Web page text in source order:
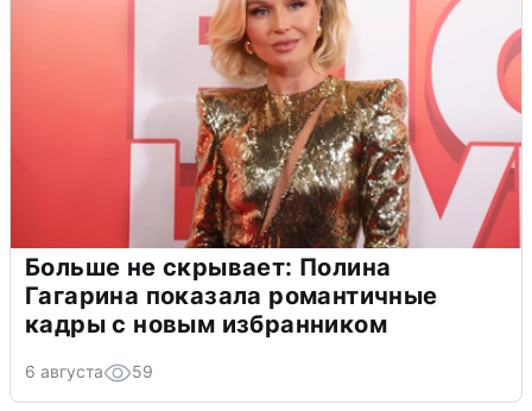
Больше не скрывает: Полина
Гагарина показала романтичные
кадры с новым избранником
6 августа 59